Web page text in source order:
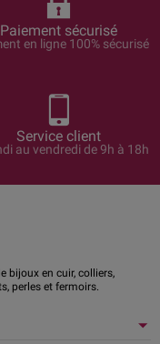
Paiement sécurisé
en ligne 100% sécurisé
Service client
au vendredi de 9h à 18h
bijoux en cuir, colliers,
perles et fermoirs.